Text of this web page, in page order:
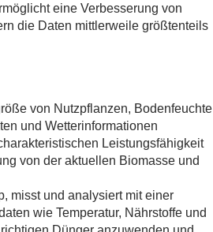
eine Verbesserung von
die Daten mittlerweile größtenteils
von Nutzpflanzen, Bodenfeuchte
und Wetterinformationen
Leistungsfähigkeit
von der aktuellen Biomasse und
misst und analysiert mit einer
wie Temperatur, Nährstoffe und